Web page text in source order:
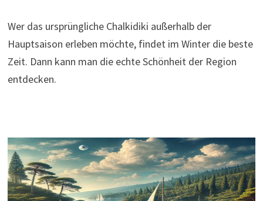
Wer das ursprüngliche Chalkidiki außerhalb der
Hauptsaison erleben möchte, findet im Winter die beste
Zeit. Dann kann man die echte Schönheit der Region
entdecken.